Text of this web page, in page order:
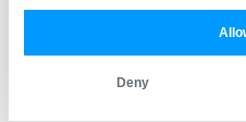
Deny